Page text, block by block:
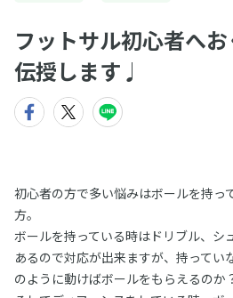
フットサル初心者へ
伝授します♩
初心者の方で多い悩みはボールを持っ
方。
ボールを持っている時はドリブル、シ
あるので対応が出来ますが、持ってい
のように動けばボールをもらえるのか